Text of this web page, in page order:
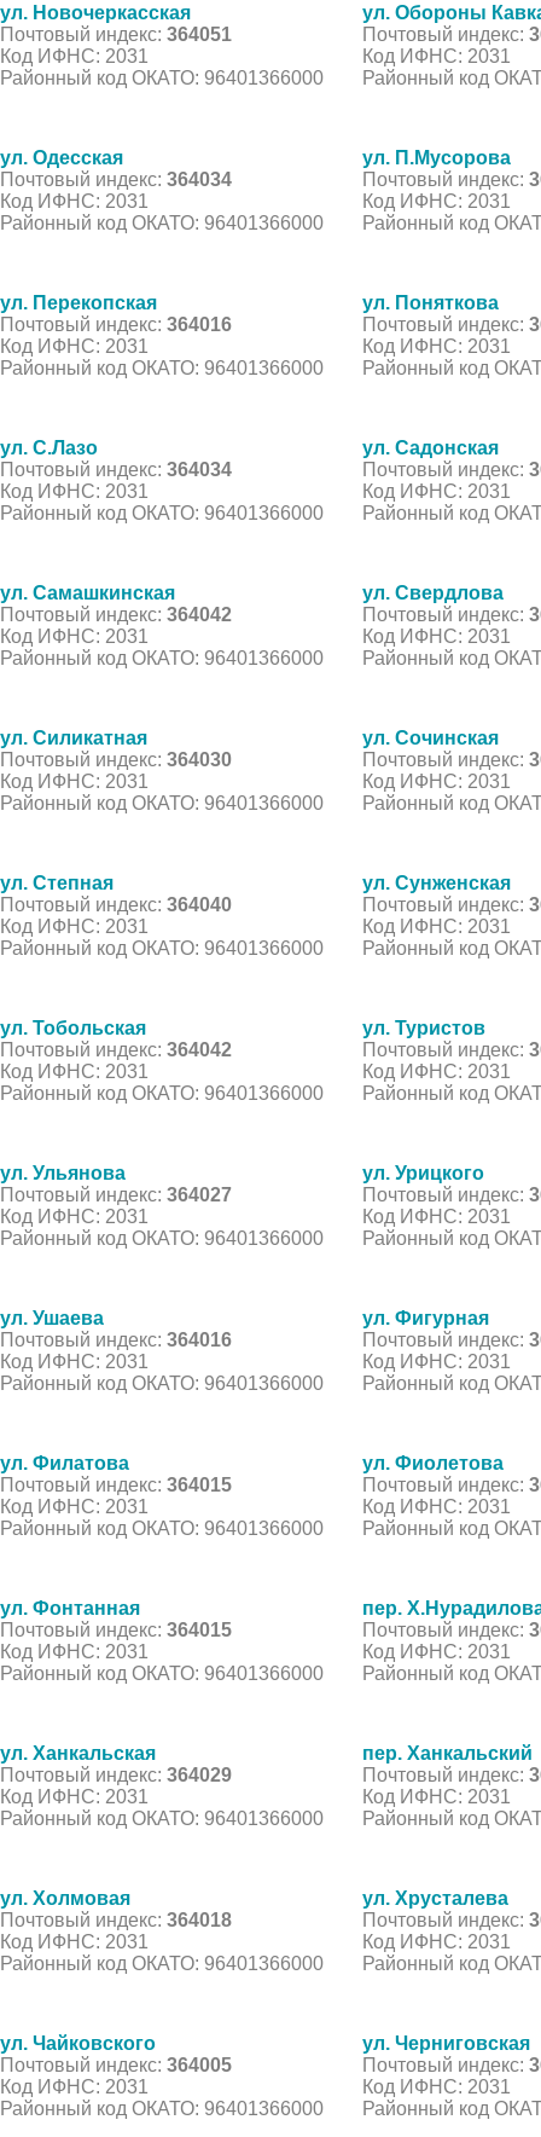
ул. Новочеркасская
Почтовый индекс: 364051
Код ИФНС: 2031
Районный код ОКАТО: 96401366000
ул. Обороны
Почтовый индекс:
Код ИФНС: 2031
Районный код
ул. Одесская
Почтовый индекс: 364034
Код ИФНС: 2031
Районный код ОКАТО: 96401366000
ул. П.Мусорова
Почтовый индекс:
Код ИФНС: 2031
Районный код
ул. Перекопская
Почтовый индекс: 364016
Код ИФНС: 2031
Районный код ОКАТО: 96401366000
ул. Поняткова
Почтовый индекс:
Код ИФНС: 2031
Районный код
ул. С.Лазо
Почтовый индекс: 364034
Код ИФНС: 2031
Районный код ОКАТО: 96401366000
ул. Садонская
Почтовый индекс:
Код ИФНС: 2031
Районный код
ул. Самашкинская
Почтовый индекс: 364042
Код ИФНС: 2031
Районный код ОКАТО: 96401366000
ул. Свердлова
Почтовый индекс:
Код ИФНС: 2031
Районный код
ул. Силикатная
Почтовый индекс: 364030
Код ИФНС: 2031
Районный код ОКАТО: 96401366000
ул. Сочинская
Почтовый индекс:
Код ИФНС: 2031
Районный код
ул. Степная
Почтовый индекс: 364040
Код ИФНС: 2031
Районный код ОКАТО: 96401366000
ул. Сунженская
Почтовый индекс:
Код ИФНС: 2031
Районный код
ул. Тобольская
Почтовый индекс: 364042
Код ИФНС: 2031
Районный код ОКАТО: 96401366000
ул. Туристов
Почтовый индекс:
Код ИФНС: 2031
Районный код
ул. Ульянова
Почтовый индекс: 364027
Код ИФНС: 2031
Районный код ОКАТО: 96401366000
ул. Урицкого
Почтовый индекс:
Код ИФНС: 2031
Районный код
ул. Ушаева
Почтовый индекс: 364016
Код ИФНС: 2031
Районный код ОКАТО: 96401366000
ул. Фигурная
Почтовый индекс:
Код ИФНС: 2031
Районный код
ул. Филатова
Почтовый индекс: 364015
Код ИФНС: 2031
Районный код ОКАТО: 96401366000
ул. Фиолетова
Почтовый индекс:
Код ИФНС: 2031
Районный код
ул. Фонтанная
Почтовый индекс: 364015
Код ИФНС: 2031
Районный код ОКАТО: 96401366000
пер.
Почтовый индекс:
Код ИФНС: 2031
Районный код
ул. Ханкальская
Почтовый индекс: 364029
Код ИФНС: 2031
Районный код ОКАТО: 96401366000
пер. Ханкальский
Почтовый индекс:
Код ИФНС: 2031
Районный код
ул. Холмовая
Почтовый индекс: 364018
Код ИФНС: 2031
Районный код ОКАТО: 96401366000
ул. Хрусталева
Почтовый индекс:
Код ИФНС: 2031
Районный код
ул. Чайковского
Почтовый индекс: 364005
Код ИФНС: 2031
Районный код ОКАТО: 96401366000
ул. Черниговская
Почтовый индекс:
Код ИФНС: 2031
Районный код